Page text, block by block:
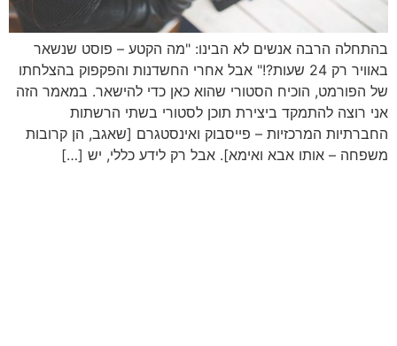
בהתחלה הרבה אנשים לא הבינו: "מה הקטע – פוסט שנשאר
באוויר רק 24 שעות?!" אבל אחרי החשדנות והפקפוק בהצלחתו
של הפורמט, הוכיח הסטורי שהוא כאן כדי להישאר. במאמר הזה
אני רוצה להתמקד ביצירת תוכן לסטורי בשתי הרשתות
החברתיות המרכזיות – פייסבוק ואינסטגרם [שאגב, הן קרובות
משפחה – אותו אבא ואימא]. אבל רק לידע כללי, יש […]